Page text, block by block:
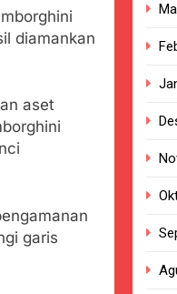
Bersihkan Lingkungan
Berangkatkan Empat
Komite Sekolah,
TKBM: “Belum Ada
diamankan
aset
garis